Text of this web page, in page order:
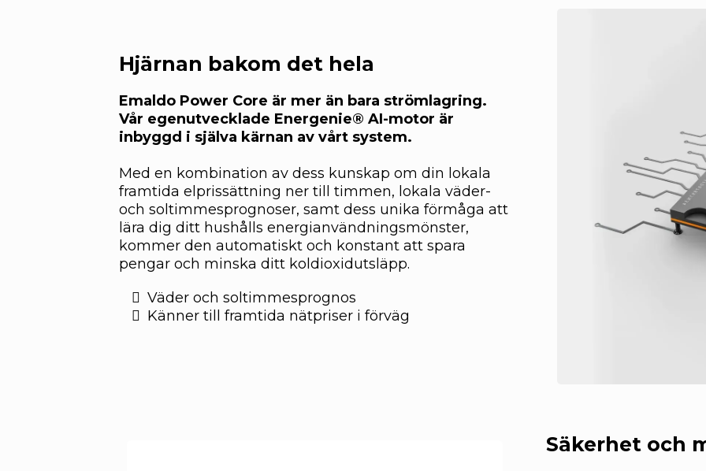
Hjärnan bakom det hela
Emaldo Power Core är mer än bara strömlagring.
Vår egenutvecklade Energenie® AI-motor är
inbyggd i själva kärnan av vårt system.
Med en kombination av dess kunskap om din lokala
framtida elprissättning ner till timmen, lokala väder-
och soltimmesprognoser, samt dess unika förmåga att
lära dig ditt hushålls energianvändningsmönster,
kommer den automatiskt och konstant att spara
pengar och minska ditt koldioxidutsläpp.
Väder och soltimmesprognos
Känner till framtida nätpriser i förväg
Säkerhet och